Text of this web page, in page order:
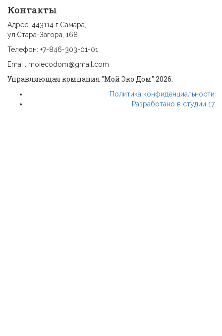
Контакты
Адрес: 443114 г.Самара,
ул.Стара-Загора, 168
Телефон: +7-846-303-01-01
Emai : moiecodom@gmail.com
Управляющая компания "Мой Эко Дом" 2026.
Политика конфиденциальности
Разработано в студии 17